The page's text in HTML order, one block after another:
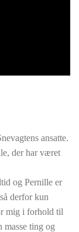
ansatte.
der har været
og Pernille er
derfor kun
mig i forhold til
masse ting og